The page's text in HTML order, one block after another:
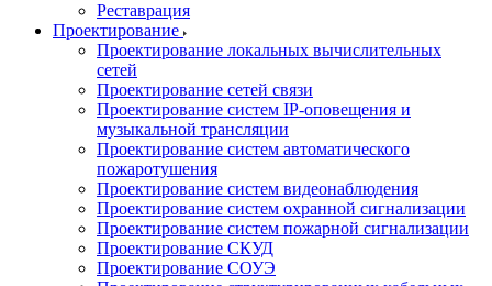
Реставрация
Проектирование
Проектирование локальных вычислительных
сетей
Проектирование сетей связи
Проектирование систем IP-оповещения и
музыкальной трансляции
Проектирование систем автоматического
пожаротушения
Проектирование систем видеонаблюдения
Проектирование систем охранной сигнализации
Проектирование систем пожарной сигнализации
Проектирование СКУД
Проектирование СОУЭ